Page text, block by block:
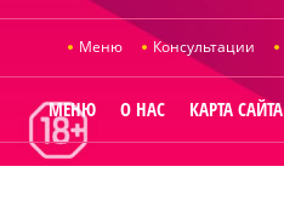
Меню Консультации
МЕНЮ О НАС КАРТА САЙТА